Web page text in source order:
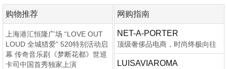
购物推荐
上海港汇恒隆广场 “LOVE OUT
LOUD 全城猎爱” 520特别活动启
幕 传奇音乐剧《梦断花都》世巡
卡司中国首秀独家上演
网购指南
NET-A-PORTER
顶级奢侈品电商，时尚终极向往
LUISAVIAROMA